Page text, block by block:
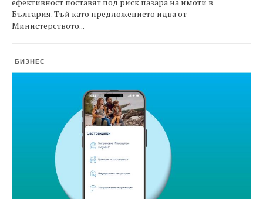
България. Тъй като предложението идва от
Министерството...
БИЗНЕС